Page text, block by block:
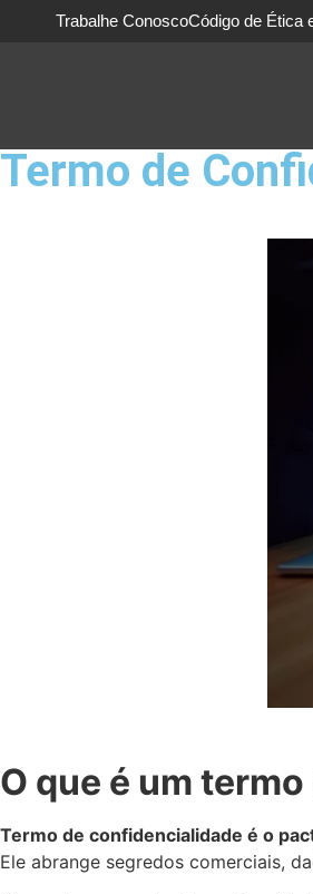
Trabalhe ConoscoCódigo de Ética
Termo de
O que é um
Termo de confidencialidade é o
Ele abrange segredos comerciais,